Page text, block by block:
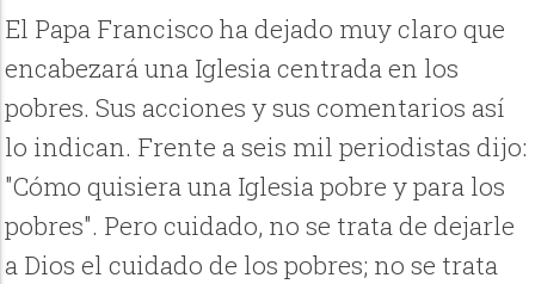
El Papa Francisco ha dejado muy claro que
encabezará una Iglesia centrada en los
pobres. Sus acciones y sus comentarios así
lo indican. Frente a seis mil periodistas dijo:
"Cómo quisiera una Iglesia pobre y para los
pobres". Pero cuidado, no se trata de dejarle
a Dios el cuidado de los pobres; no se trata